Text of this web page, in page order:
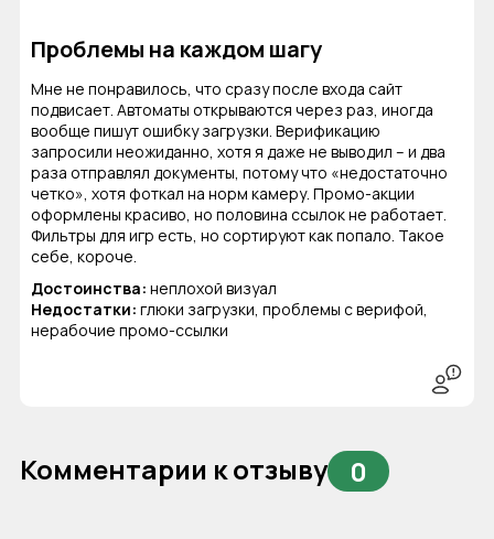
Проблемы на каждом шагу
Мне не понравилось, что сразу после входа сайт
подвисает. Автоматы открываются через раз, иногда
вообще пишут ошибку загрузки. Верификацию
запросили неожиданно, хотя я даже не выводил – и два
раза отправлял документы, потому что «недостаточно
четко», хотя фоткал на норм камеру. Промо-акции
оформлены красиво, но половина ссылок не работает.
Фильтры для игр есть, но сортируют как попало. Такое
себе, короче.
Достоинства: неплохой визуал
Недостатки: глюки загрузки, проблемы с верифой,
нерабочие промо-ссылки
Комментарии к отзыву 0